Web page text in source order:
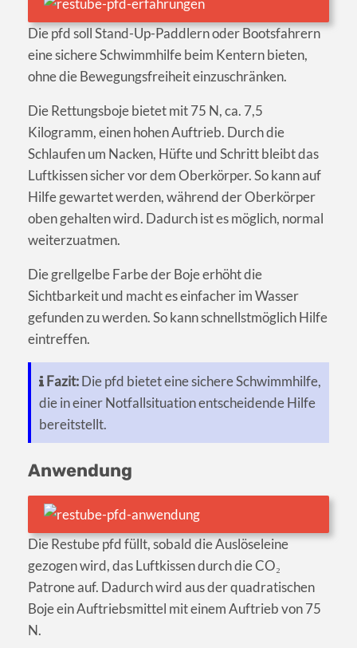
Die pfd soll Stand-Up-Paddlern oder Bootsfahrern
eine sichere Schwimmhilfe beim Kentern bieten,
ohne die Bewegungsfreiheit einzuschränken.
Die Rettungsboje bietet mit 75 N, ca. 7,5
Kilogramm, einen hohen Auftrieb. Durch die
Schlaufen um Nacken, Hüfte und Schritt bleibt das
Luftkissen sicher vor dem Oberkörper. So kann auf
Hilfe gewartet werden, während der Oberkörper
oben gehalten wird. Dadurch ist es möglich, normal
weiterzuatmen.
Die grellgelbe Farbe der Boje erhöht die
Sichtbarkeit und macht es einfacher im Wasser
gefunden zu werden. So kann schnellstmöglich Hilfe
eintreffen.
Fazit:Die pfd bietet eine sichere Schwimmhilfe,
die in einer Notfallsituation entscheidende Hilfe
bereitstellt.
Anwendung
Die Restube pfd füllt, sobald die Auslöseleine
gezogen wird, das Luftkissen durch die CO₂
Patrone auf. Dadurch wird aus der quadratischen
Boje ein Auftriebsmittel mit einem Auftrieb von 75
N.